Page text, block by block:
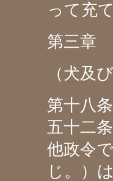
って充
第三章
（犬及
第十八
五十二
他政令
じ。）